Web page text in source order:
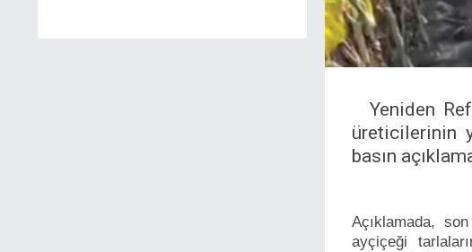
Yeniden
üreticilerinin
basın
Açıklamada,
ayçiçeği